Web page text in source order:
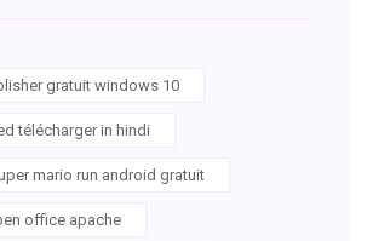
gratuit windows 10
télécharger in hindi
mario run android gratuit
office apache